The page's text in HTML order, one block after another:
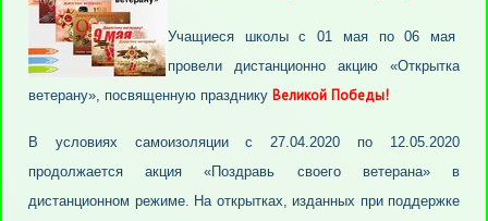
Учащиеся школы с 01 мая по 06 мая
провели дистанционно акцию «Открытка
ветерану», посвященную празднику Великой Победы!
В условиях самоизоляции с 27.04.2020 по 12.05.2020
продолжается акция «Поздравь своего ветерана» в
дистанционном режиме. На открытках, изданных при поддержке